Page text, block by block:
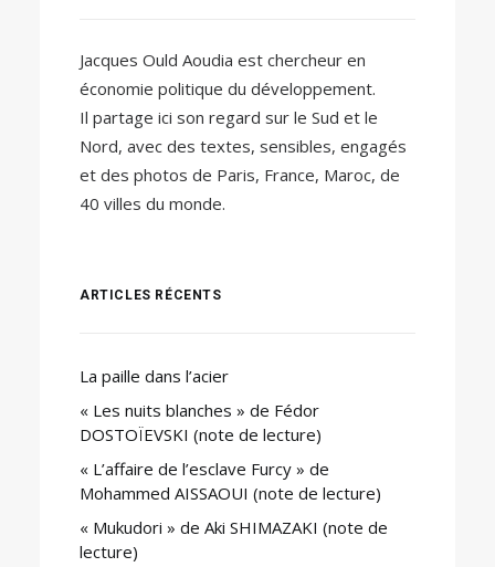
Jacques Ould Aoudia est chercheur en
économie politique du développement.
Il partage ici son regard sur le Sud et le
Nord, avec des textes, sensibles, engagés
et des photos de Paris, France, Maroc, de
40 villes du monde.
ARTICLES RÉCENTS
La paille dans l’acier
« Les nuits blanches » de Fédor
DOSTOÏEVSKI (note de lecture)
« L’affaire de l’esclave Furcy » de
Mohammed AISSAOUI (note de lecture)
« Mukudori » de Aki SHIMAZAKI (note de
lecture)